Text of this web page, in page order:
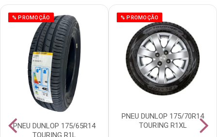
% PROMOÇÃO
PNEU DUNLOP 175/65R14
TOURING R1L
% PROMOÇÃO
PNEU DUNLOP 175/70R14
TOURING R1XL